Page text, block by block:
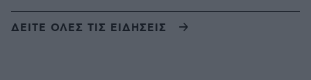
ΔΕΙΤΕ ΟΛΕΣ ΤΙΣ ΕΙΔΗΣΕΙΣ